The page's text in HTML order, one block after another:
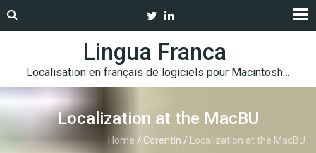
Lingua Franca
Localisation en français de logiciels pour Macintosh…
Localization at the MacBU
Home / Corentin / Localization at the MacBU